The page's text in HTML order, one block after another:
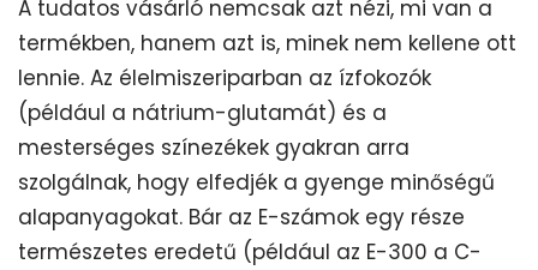
A tudatos vásárló nemcsak azt nézi, mi van a
termékben, hanem azt is, minek nem kellene ott
lennie. Az élelmiszeriparban az ízfokozók
(például a nátrium-glutamát) és a
mesterséges színezékek gyakran arra
szolgálnak, hogy elfedjék a gyenge minőségű
alapanyagokat. Bár az E-számok egy része
természetes eredetű (például az E-300 a C-